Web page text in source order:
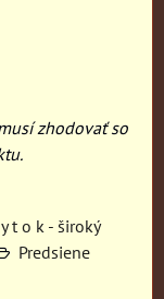
zhodovať so
t o k - široký
Predsiene